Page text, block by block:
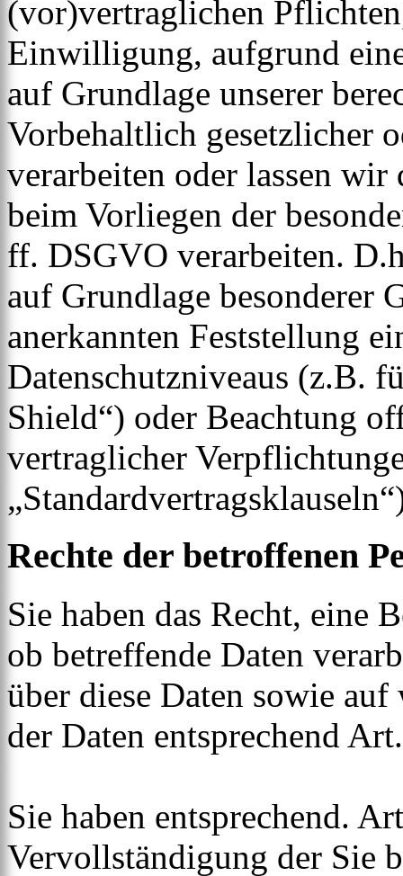
(vor)vertraglichen
Einwilligung, aufgrund
auf Grundlage unserer
Vorbehaltlich gesetzlicher
verarbeiten oder lassen
beim Vorliegen der
ff. DSGVO verarbeiten.
auf Grundlage besonderer
anerkannten Feststellung
Datenschutzniveaus (z.B.
Shield“) oder Beachtung
vertraglicher
Rechte der betroffenen
Sie haben das Recht, eine
ob betreffende Daten
über diese Daten sowie
der Daten entsprechend
Sie haben entsprechend.
Vervollständigung der Sie